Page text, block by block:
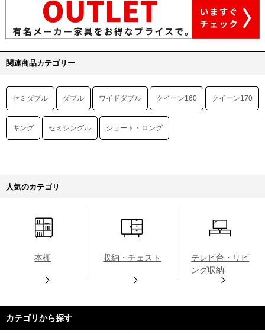
関連商品カテゴリー
セミダブル ダブル ワイドダブル クイーン160 クイーン170
キング セミシングル ショート・ロング
人気のカテゴリ
本棚 収納・チェスト
テレビ台・リビ
ング収納
カテゴリから探す